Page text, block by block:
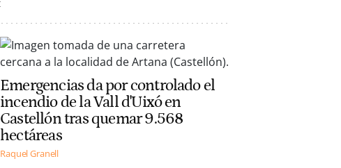
Emergencias da por controlado el
incendio de la Vall d'Uixó en
Castellón tras quemar 9.568
hectáreas
Raquel Granell